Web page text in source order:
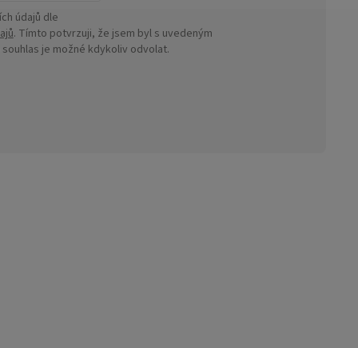
údajů dle
. Tímto potvrzuji, že jsem byl s uvedeným
je možné kdykoliv odvolat.